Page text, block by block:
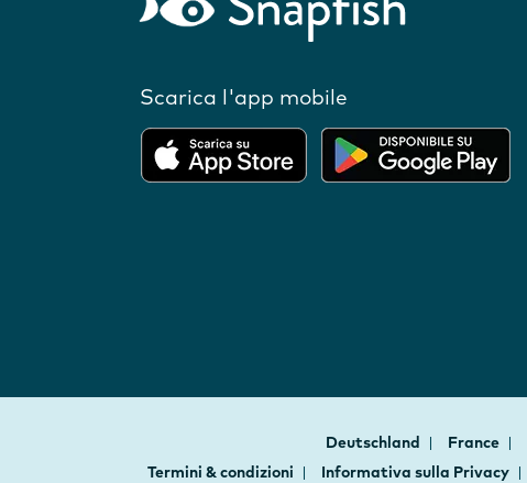
Scarica l'app mobile
Deutschland France
Termini & condizioni
Informativa sulla Privacy